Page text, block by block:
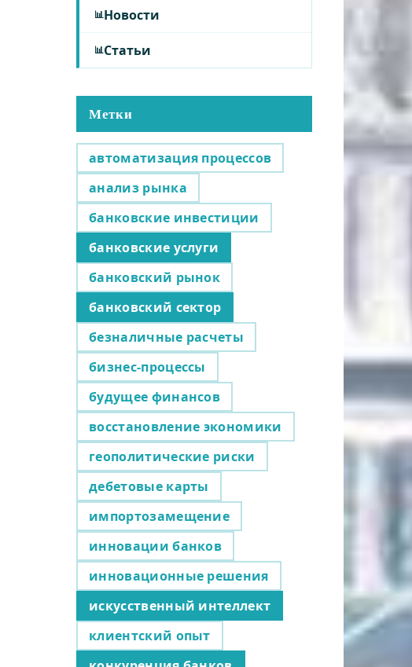
Новости
Статьи
Метки
автоматизация процессов
анализ рынка
банковские инвестиции
банковские услуги
банковский рынок
банковский сектор
безналичные расчеты
бизнес-процессы
будущее финансов
восстановление экономики
геополитические риски
дебетовые карты
импортозамещение
инновации банков
инновационные решения
искусственный интеллект
клиентский опыт